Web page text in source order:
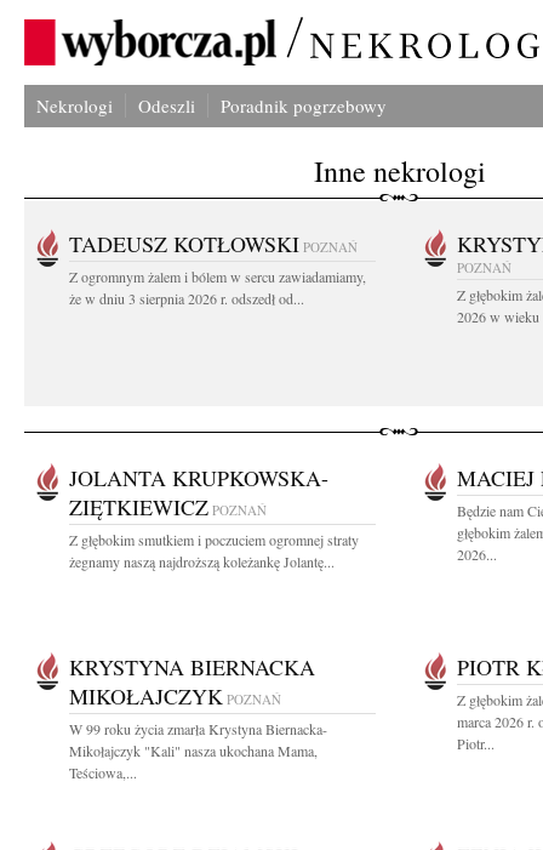
Nekrologi Odeszli Poradnik pogrzebowy
Inne nekrologi
TADEUSZ KOTŁOWSKI POZNAŃ
Z ogromnym żalem i bólem w sercu zawiadamiamy,
że w dniu 3 sierpnia 2026 r. odszedł od...
POZNAŃ
Z głębokim
2026 w wieku
JOLANTA KRUPKOWSKA-
ZIĘTKIEWICZ POZNAŃ
Z głębokim smutkiem i poczuciem ogromnej straty
żegnamy naszą najdroższą koleżankę Jolantę...
MACIEJ
Będzie nam
głębokim
2026...
KRYSTYNA BIERNACKA
MIKOŁAJCZYK POZNAŃ
W 99 roku życia zmarła Krystyna Biernacka-
Mikołajczyk "Kali" nasza ukochana Mama,
Teściowa,...
PIOTR
Z głębokim
marca 2026 r.
Piotr...